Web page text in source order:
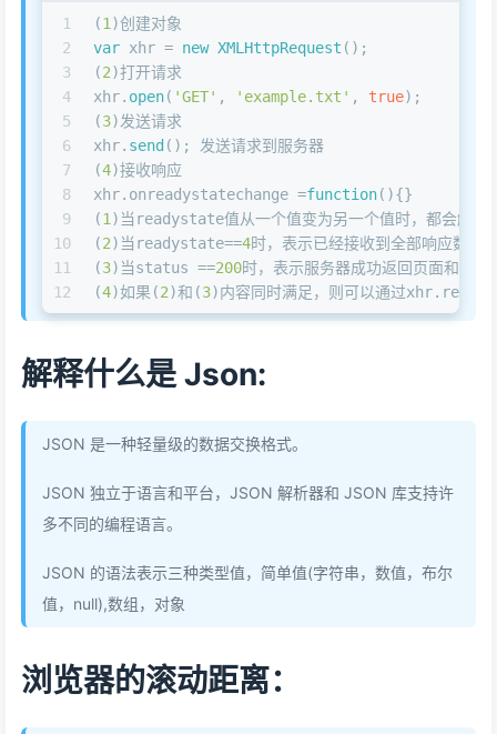
1
2
3
4
5
6
7
8
9
10
11
12
(1 )创建对象
var xhr = new XMLHttpRequest ();
(2)打开请求
xhr. open( 'GET' , 'example.txt' , true);
(3)发送请求
xhr. send(); 发送请求到服务器
(4)接收响应
xhr. onreadystatechange =function( ){}
(1 )当readystate值从一个值变为另一个值时，都会触
(2)当readystate==4时，表示已经接收到全部响应数据
(3)当status ==200时，表示服务器成功返回页面和数据
(4)如果(2)和(3)内容同时满足，则可以通过xhr.
解释什么是 Json:
JSON 是一种轻量级的数据交换格式。
JSON 独立于语言和平台，JSON 解析器和 JSON 库支持许
多不同的编程语言。
JSON 的语法表示三种类型值，简单值(字符串，数值，布尔
值，null),数组，对象
浏览器的滚动距离：